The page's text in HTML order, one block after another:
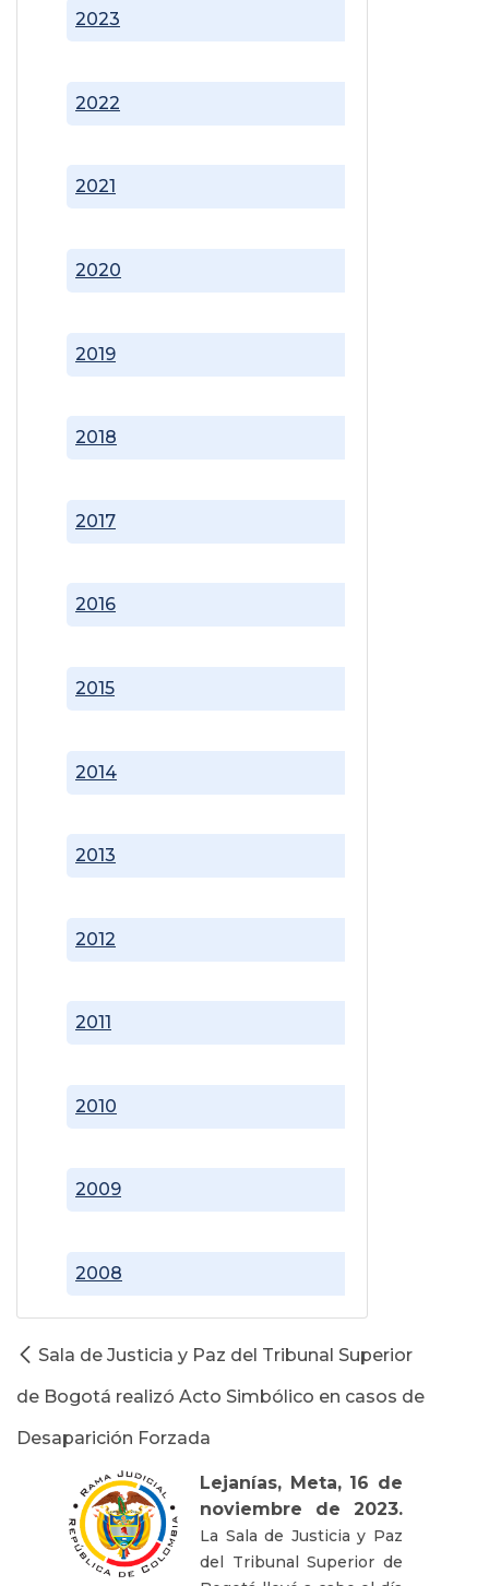
2008
2009
2010
2011
2012
2013
2014
2015
2016
2017
2018
2019
2020
2021
2022
2023
Sala de Justicia y Paz del Tribunal Superior
de Bogotá realizó Acto Simbólico en casos de
Desaparición Forzada
Lejanías, Meta, 16 de
noviembre de 2023.
La Sala de Justicia y Paz
del Tribunal Superior de